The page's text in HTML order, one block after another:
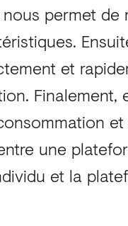
nous permet
et
Finalement,
une
et la